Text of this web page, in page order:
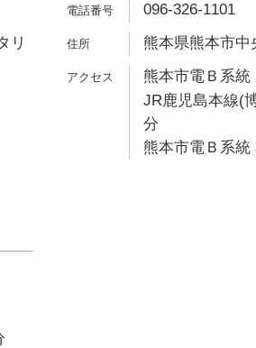
リ
096-326-1101
熊本県熊本市中
熊本市電Ｂ系統
JR鹿児島本線(
分
熊本市電Ｂ系統